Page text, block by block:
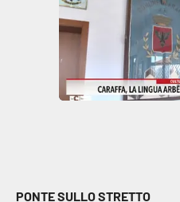
PONTE SULLO STRETTO